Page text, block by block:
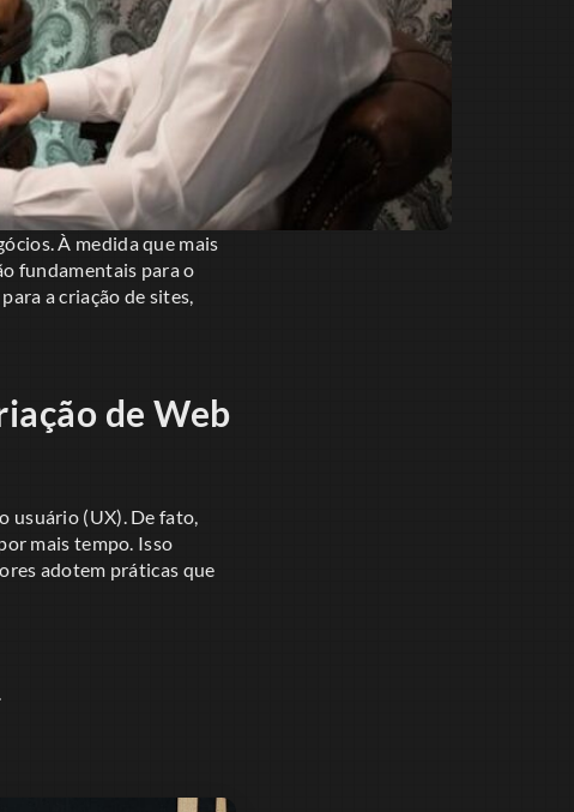
À medida que mais
fundamentais para o
a criação de sites,
de Web
usuário (UX). De fato,
mais tempo. Isso
adotem práticas que